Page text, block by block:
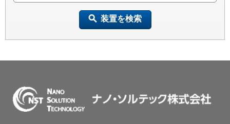
装置を検索